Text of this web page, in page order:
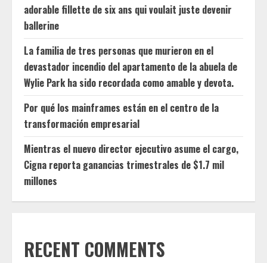
adorable fillette de six ans qui voulait juste devenir
ballerine
La familia de tres personas que murieron en el
devastador incendio del apartamento de la abuela de
Wylie Park ha sido recordada como amable y devota.
Por qué los mainframes están en el centro de la
transformación empresarial
Mientras el nuevo director ejecutivo asume el cargo,
Cigna reporta ganancias trimestrales de $1.7 mil
millones
RECENT COMMENTS